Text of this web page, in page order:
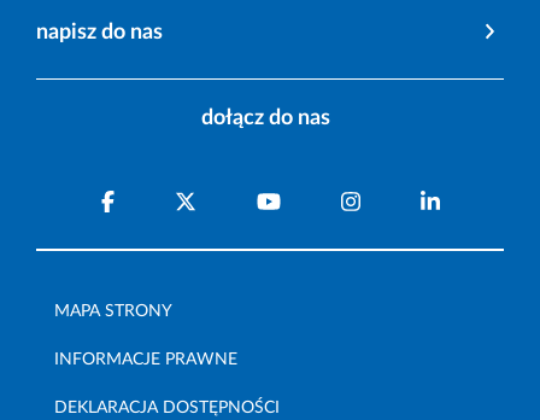
napisz do nas
dołącz do nas
MAPA STRONY
INFORMACJE PRAWNE
DEKLARACJA DOSTĘPNOŚCI